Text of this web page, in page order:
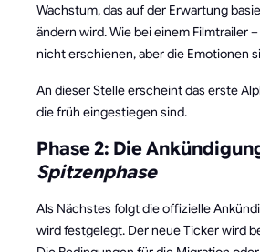
Wachstum, das auf der Erwartung
ändern wird. Wie bei einem Filmtrailer
nicht erschienen, aber die Emotionen
An dieser Stelle erscheint das erste
die früh eingestiegen sind.
Phase 2: Die
Spitzenphase
Als Nächstes folgt die offizielle
wird festgelegt. Der neue Ticker wird